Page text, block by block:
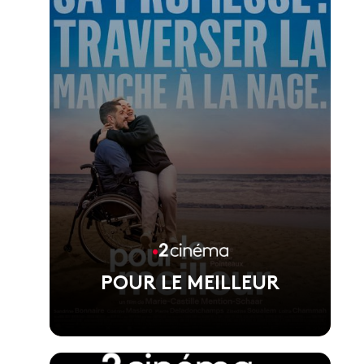
Film d'ouverture du Festival de Cannes
2026, réalisé par Pierre Salvadori
POUR LE MEILLEUR